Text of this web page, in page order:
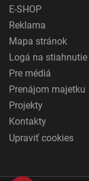
E-SHOP
Reklama
Mapa stránok
Logá na stiahnutie
Pre médiá
Prenájom majetku
Projekty
Kontakty
Upraviť cookies